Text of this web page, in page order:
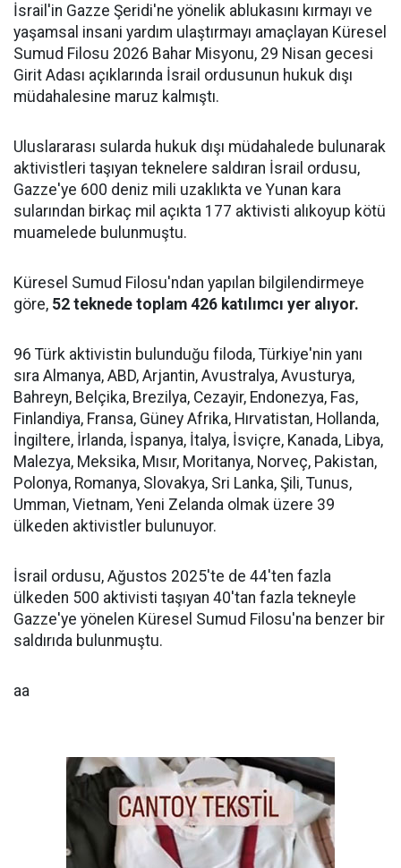
İsrail'in Gazze Şeridi'ne yönelik ablukasını kırmayı ve
yaşamsal insani yardım ulaştırmayı amaçlayan Küresel
Sumud Filosu 2026 Bahar Misyonu, 29 Nisan gecesi
Girit Adası açıklarında İsrail ordusunun hukuk dışı
müdahalesine maruz kalmıştı.
Uluslararası sularda hukuk dışı müdahalede bulunarak
aktivistleri taşıyan teknelere saldıran İsrail ordusu,
Gazze'ye 600 deniz mili uzaklıkta ve Yunan kara
sularından birkaç mil açıkta 177 aktivisti alıkoyup kötü
muamelede bulunmuştu.
Küresel Sumud Filosu'ndan yapılan bilgilendirmeye
göre, 52 teknede toplam 426 katılımcı yer alıyor.
96 Türk aktivistin bulunduğu filoda, Türkiye'nin yanı
sıra Almanya, ABD, Arjantin, Avustralya, Avusturya,
Bahreyn, Belçika, Brezilya, Cezayir, Endonezya, Fas,
Finlandiya, Fransa, Güney Afrika, Hırvatistan, Hollanda,
İngiltere, İrlanda, İspanya, İtalya, İsviçre, Kanada, Libya,
Malezya, Meksika, Mısır, Moritanya, Norveç, Pakistan,
Polonya, Romanya, Slovakya, Sri Lanka, Şili, Tunus,
Umman, Vietnam, Yeni Zelanda olmak üzere 39
ülkeden aktivistler bulunuyor.
İsrail ordusu, Ağustos 2025'te de 44'ten fazla
ülkeden 500 aktivisti taşıyan 40'tan fazla tekneyle
Gazze'ye yönelen Küresel Sumud Filosu'na benzer bir
saldırıda bulunmuştu.
aa